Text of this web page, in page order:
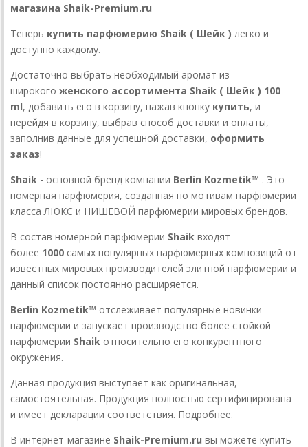
магазина Shaik-Premium.ru
Теперь купить парфюмерию Shaik ( Шейк ) легко и
доступно каждому.
Достаточно выбрать необходимый аромат из
широкого женского ассортимента Shaik ( Шейк ) 100
ml, добавить его в корзину, нажав кнопку купить, и
перейдя в корзину, выбрав способ доставки и оплаты,
заполнив данные для успешной доставки, оформить
заказ!
Shaik - основной бренд компании Berlin Kozmetik™ . Это
номерная парфюмерия, созданная по мотивам парфюмерии
класса ЛЮКС и НИШЕВОЙ парфюмерии мировых брендов.
В состав номерной парфюмерии Shaik входят
более 1000 самых популярных парфюмерных композиций от
известных мировых производителей элитной парфюмерии и
данный список постоянно расширяется.
Berlin Kozmetik™ отслеживает популярные новинки
парфюмерии и запускает производство более стойкой
парфюмерии Shaik относительно его конкурентного
окружения.
Данная продукция выступает как оригинальная,
самостоятельная. Продукция полностью сертифицирована
и имеет декларации соответствия. Подробнее.
В интернет-магазине Shaik-Premium.ru вы можете купить